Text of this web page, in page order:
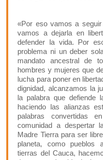
«Por eso vamos a
vamos a dejarla en
defender la vida. Por
problema ni un deber
mandato ancestral de
hombres y mujeres que
lucha para poner en
dignidad, alcanzamos la
la palabra que defiende
haciendo las alianzas
palabras convertidas
comunidad a despertar
Madre Tierra para ser
planeta, como pueblos
tierras del Cauca,